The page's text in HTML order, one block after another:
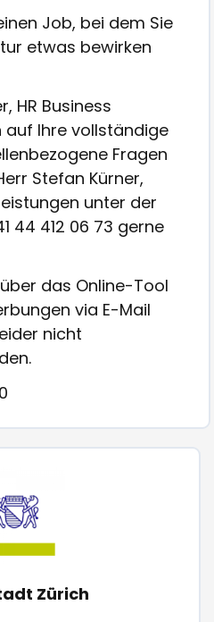
Job, bei dem Sie
etwas bewirken
HR Business
auf Ihre vollständige
Fragen
Stefan Kürner,
unter der
44 412 06 73 gerne
das Online-Tool
via E-Mail
nicht
Zürich